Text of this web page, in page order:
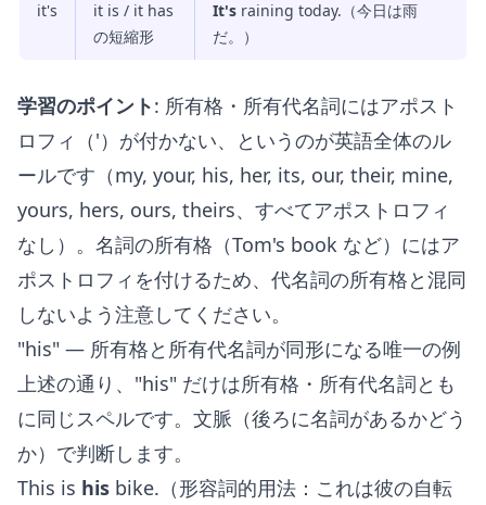
it's
it is / it has
の短縮形
It's raining today.（今日は雨
だ。）
学習のポイント: 所有格・所有代名詞にはアポスト
ロフィ（'）が付かない、というのが英語全体のル
ールです（my, your, his, her, its, our, their, mine,
yours, hers, ours, theirs、すべてアポストロフィ
なし）。名詞の所有格（Tom's book など）にはア
ポストロフィを付けるため、代名詞の所有格と混同
しないよう注意してください。
"his" — 所有格と所有代名詞が同形になる唯一の例
上述の通り、"his" だけは所有格・所有代名詞とも
に同じスペルです。文脈（後ろに名詞があるかどう
か）で判断します。
This is his bike.（形容詞的用法：これは彼の自転